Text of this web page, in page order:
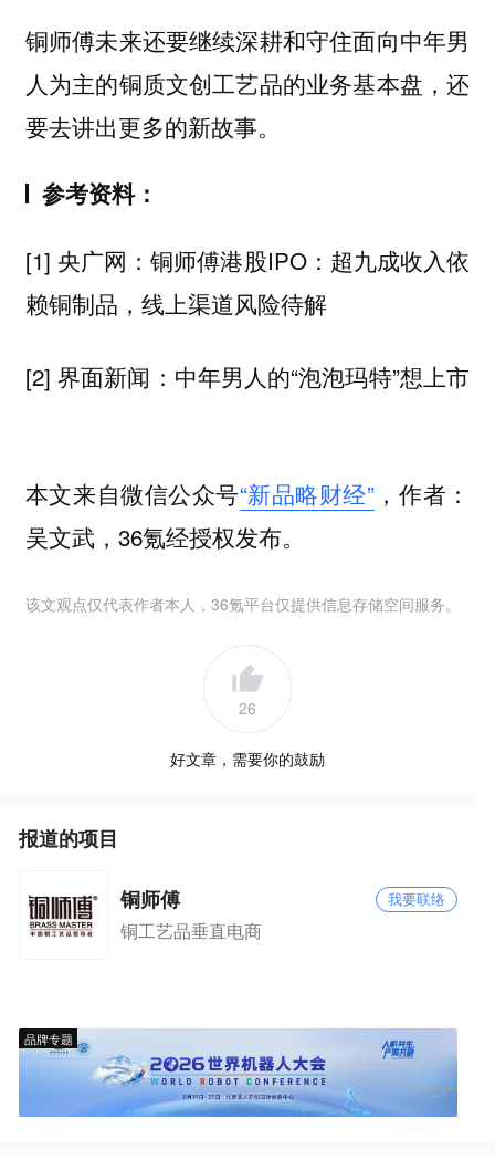
铜师傅未来还要继续深耕和守住面向中年男
人为主的铜质文创工艺品的业务基本盘，还
要去讲出更多的新故事。
参考资料：
[1] 央广网：铜师傅港股IPO：超九成收入依
赖铜制品，线上渠道风险待解
[2] 界面新闻：中年男人的“泡泡玛特”想上市
本文来自微信公众号“新品略财经”，作者：
吴文武，36氪经授权发布。
该文观点仅代表作者本人，36氪平台仅提供信息存储空间服务。
26
好文章，需要你的鼓励
报道的项目
铜师傅 我要联络
铜工艺品垂直电商
品牌专题